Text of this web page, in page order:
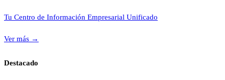
Tu Centro de Información Empresarial Unificado
Ver más →
Destacado